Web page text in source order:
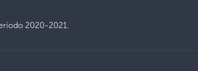
2020-2021.